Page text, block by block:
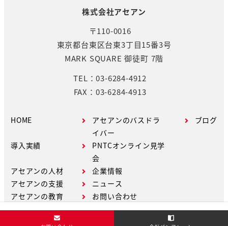
株式会社アセアン
〒110-0016
東京都台東区台東3丁目15番3号
MARK SQUARE 御徒町 7階
TEL：03-6284-4912
FAX：03-6284-4913
HOME
導入実績
アセアンの人材
アセアンの支援
アセアンの教育
アセアンのバスドラ
イバー
PNTCオンライン見学
会
企業情報
ニュース
お問い合わせ
ブログ